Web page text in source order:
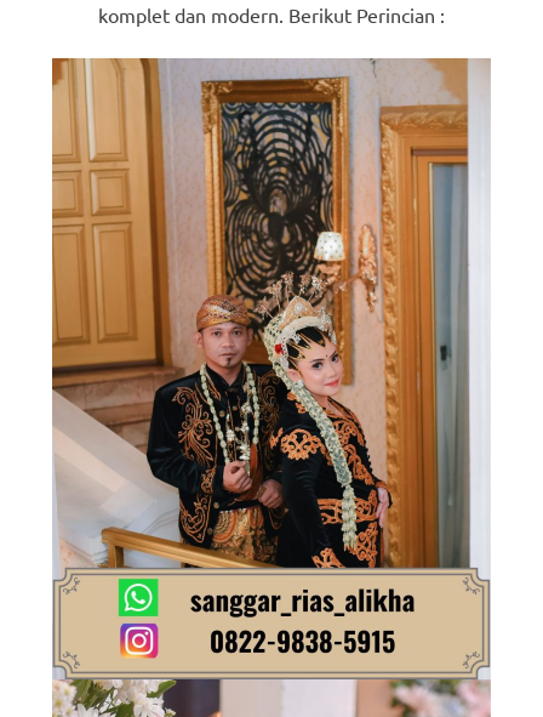
komplet dan modern. Berikut Perincian :